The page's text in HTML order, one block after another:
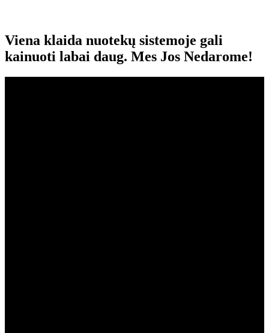
Viena klaida nuotekų sistemoje gali
kainuoti labai daug. Mes Jos Nedarome!